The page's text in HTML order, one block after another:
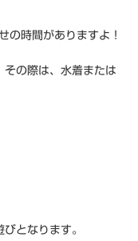
時間がありますよ！
その際は、水着または
となります。